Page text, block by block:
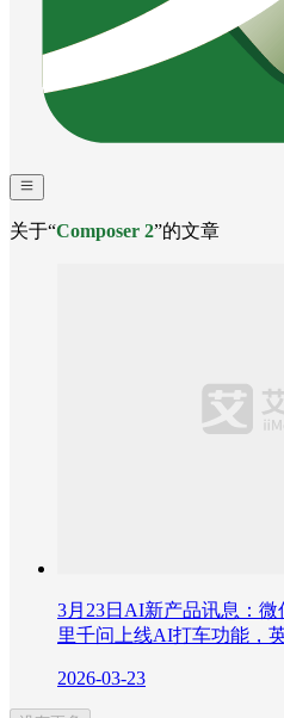
关于“Composer 2”的文章
3月23日AI新产品讯息：微
里千问上线AI打车功能，
2026-03-23